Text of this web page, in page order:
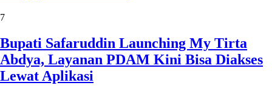
7
Bupati Safaruddin Launching My Tirta
Abdya, Layanan PDAM Kini Bisa Diakses
Lewat Aplikasi